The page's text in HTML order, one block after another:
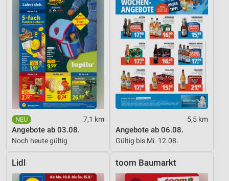
7,1 km
Angebote ab 03.08.
Noch heute gültig
5,5 km
Angebote ab 06.08.
Gültig bis Mi. 12.08.
Lidl toom Baumarkt